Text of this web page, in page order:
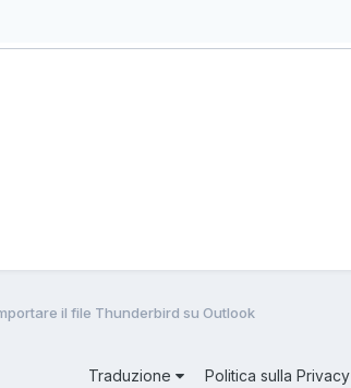
il file Thunderbird su Outlook
Traduzione Politica sulla Privacy